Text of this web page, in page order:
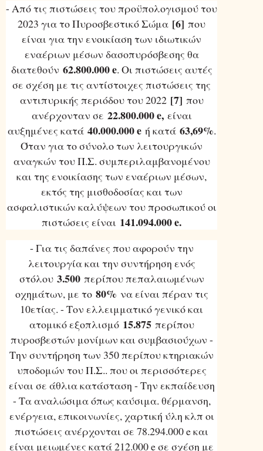
- Από τις πιστώσεις του προϋπολογισμού του
2023 για το Πυροσβεστικό Σώμα [6] που
είναι για την ενοικίαση των ιδιωτικών
εναέριων μέσων δασοπυρόσβεσης θα
διατεθούν 62.800.000 e. Οι πιστώσεις αυτές
σε σχέση με τις αντίστοιχες πιστώσεις της
αντιπυρικής περιόδου του 2022 [7] που
ανέρχονταν σε 22.800.000 e,είναι
αυξημένες κατά 40.000.000 eή κατά 63,69%.
Όταν για το σύνολο των λειτουργικών
αναγκών του Π.Σ. συμπεριλαμβανομένου
και της ενοικίασης των εναέριων μέσων,
εκτός της μισθοδοσίας και των
ασφαλιστικών καλύψεων του προσωπικού οι
πιστώσεις είναι 141.094.000 e.
- Για τις δαπάνες που αφορούν την
λειτουργία και την συντήρηση ενός
στόλου 3.500περίπου πεπαλαιωμένων
οχημάτων, με το 80% να είναι πέραν τις
10ετίας. - Τον ελλειμματικό γενικό και
ατομικό εξοπλισμό 15.875περίπου
πυροσβεστών μονίμων και συμβασιούχων -
Την συντήρηση των 350 περίπου κτηριακών
υποδομών του Π.Σ.. που οι περισσότερες
είναι σε άθλια κατάσταση - Την εκπαίδευση
- Τα αναλώσιμα όπως καύσιμα. θέρμανση,
ενέργεια, επικοινωνίες, χαρτική ύλη κλπ οι
πιστώσεις ανέρχονται σε 78.294.000 e και
είναι μειωμένες κατά 212.000 e σε σχέση με